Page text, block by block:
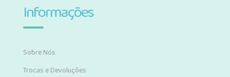
Informações
Sobre Nós
Trocas e Devoluções